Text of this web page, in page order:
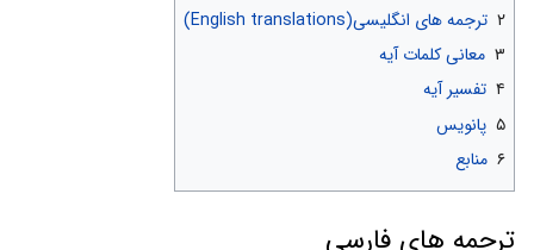
۲ ترجمه های انگلیسی(English translations)
۳ معانی کلمات آیه
۴ تفسیر آیه
۵ پانویس
۶ منابع
ترجمه های فارسی